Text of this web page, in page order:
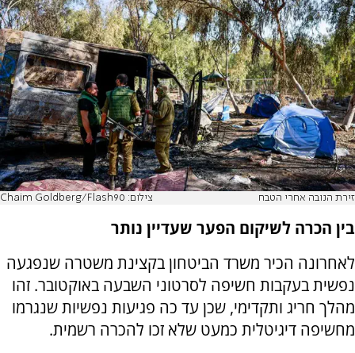
זירת הנובה אחרי הטבח צילום: Chaim Goldberg/Flash90
בין הכרה לשיקום הפער שעדיין נותר
לאחרונה הכיר משרד הביטחון בקצינת משטרה שנפגעה
נפשית בעקבות חשיפה לסרטוני השבעה באוקטובר. זהו
מהלך חריג ותקדימי, שכן עד כה פגיעות נפשיות שנגרמו
מחשיפה דיגיטלית כמעט שלא זכו להכרה רשמית.